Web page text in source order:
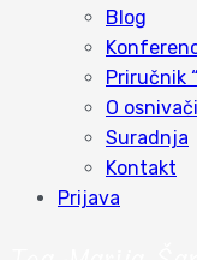
Blog
Priručnik
O
Suradnja
Kontakt
Prijava